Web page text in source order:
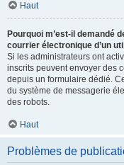
Haut
Pourquoi m’est-il demandé
courrier électronique d’un
Si les administrateurs ont
inscrits peuvent envoyer des
depuis un formulaire dédié.
du système de messagerie
des robots.
Haut
Problèmes de